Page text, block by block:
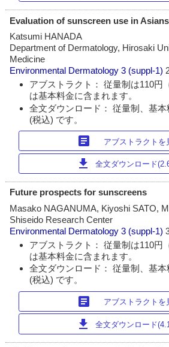
Evaluation of sunscreen use in Asians
Katsumi HANADA
Department of Dermatology, Hirosaki
Medicine
Environmental Dermatology 3 (suppl-1)
アブストラクト： 従量制は110円
は基本料金に含まれます。
全文ダウンロード： 従量制、基
(税込) です。
article アブストラクトを
download 全文ダウンロード
Future prospects for sunscreens
Masako NAGANUMA, Kiyoshi SATO,
Shiseido Research Center
Environmental Dermatology 3 (suppl-1)
アブストラクト： 従量制は110円
は基本料金に含まれます。
全文ダウンロード： 従量制、基
(税込) です。
article アブストラクトを
download 全文ダウンロード